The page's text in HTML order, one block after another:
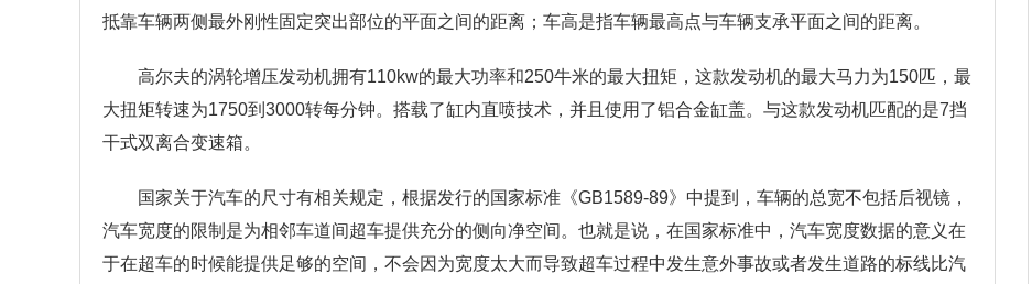
抵靠车辆两侧最外刚性固定突出部位的平面之间的距离；车高是指车辆最高点与车辆支承平面之间的距离。
高尔夫的涡轮增压发动机拥有110kw的最大功率和250牛米的最大扭矩，这款发动机的最大马力为150匹，最
大扭矩转速为1750到3000转每分钟。搭载了缸内直喷技术，并且使用了铝合金缸盖。与这款发动机匹配的是7挡
干式双离合变速箱。
国家关于汽车的尺寸有相关规定，根据发行的国家标准《GB1589-89》中提到，车辆的总宽不包括后视镜，
汽车宽度的限制是为相邻车道间超车提供充分的侧向净空间。也就是说，在国家标准中，汽车宽度数据的意义在
于在超车的时候能提供足够的空间，不会因为宽度太大而导致超车过程中发生意外事故或者发生道路的标线比汽